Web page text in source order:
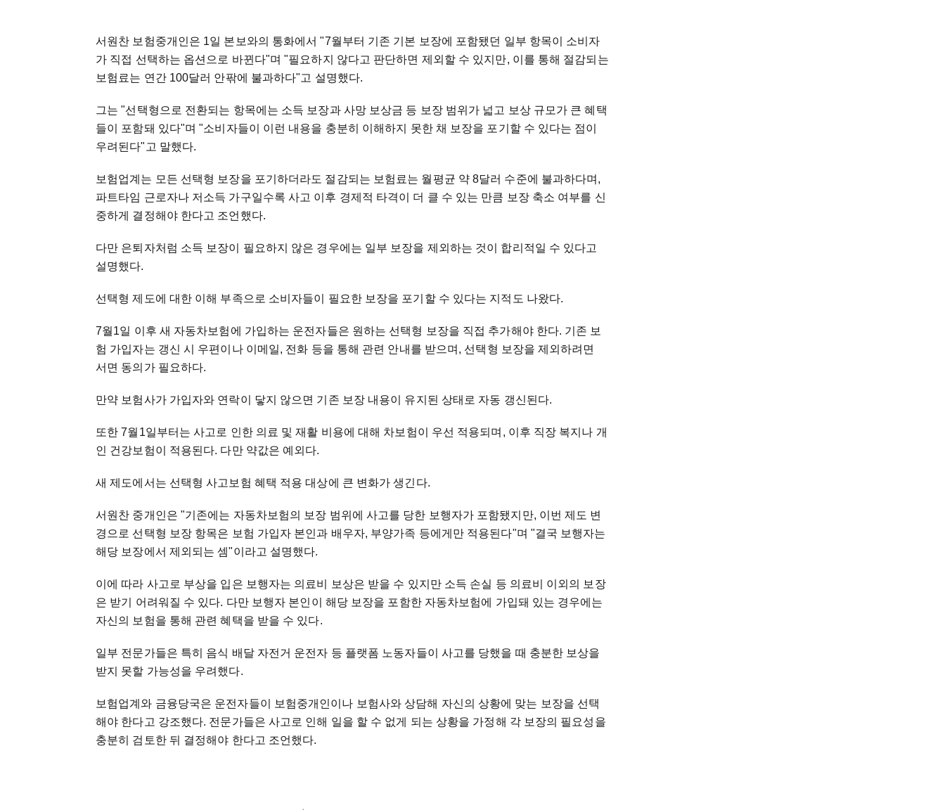
서원찬 보험중개인은 1일 본보와의 통화에서 "7월부터 기존 기본 보장에 포함됐던 일부 항목이 소비자
가 직접 선택하는 옵션으로 바뀐다"며 "필요하지 않다고 판단하면 제외할 수 있지만, 이를 통해 절감되는
보험료는 연간 100달러 안팎에 불과하다"고 설명했다.
그는 "선택형으로 전환되는 항목에는 소득 보장과 사망 보상금 등 보장 범위가 넓고 보상 규모가 큰 혜택
들이 포함돼 있다"며 "소비자들이 이런 내용을 충분히 이해하지 못한 채 보장을 포기할 수 있다는 점이
우려된다"고 말했다.
보험업계는 모든 선택형 보장을 포기하더라도 절감되는 보험료는 월평균 약 8달러 수준에 불과하다며,
파트타임 근로자나 저소득 가구일수록 사고 이후 경제적 타격이 더 클 수 있는 만큼 보장 축소 여부를 신
중하게 결정해야 한다고 조언했다.
다만 은퇴자처럼 소득 보장이 필요하지 않은 경우에는 일부 보장을 제외하는 것이 합리적일 수 있다고
설명했다.
선택형 제도에 대한 이해 부족으로 소비자들이 필요한 보장을 포기할 수 있다는 지적도 나왔다.
7월1일 이후 새 자동차보험에 가입하는 운전자들은 원하는 선택형 보장을 직접 추가해야 한다. 기존 보
험 가입자는 갱신 시 우편이나 이메일, 전화 등을 통해 관련 안내를 받으며, 선택형 보장을 제외하려면
서면 동의가 필요하다.
만약 보험사가 가입자와 연락이 닿지 않으면 기존 보장 내용이 유지된 상태로 자동 갱신된다.
또한 7월1일부터는 사고로 인한 의료 및 재활 비용에 대해 차보험이 우선 적용되며, 이후 직장 복지나 개
인 건강보험이 적용된다. 다만 약값은 예외다.
새 제도에서는 선택형 사고보험 혜택 적용 대상에 큰 변화가 생긴다.
서원찬 중개인은 "기존에는 자동차보험의 보장 범위에 사고를 당한 보행자가 포함됐지만, 이번 제도 변
경으로 선택형 보장 항목은 보험 가입자 본인과 배우자, 부양가족 등에게만 적용된다"며 "결국 보행자는
해당 보장에서 제외되는 셈"이라고 설명했다.
이에 따라 사고로 부상을 입은 보행자는 의료비 보상은 받을 수 있지만 소득 손실 등 의료비 이외의 보장
은 받기 어려워질 수 있다. 다만 보행자 본인이 해당 보장을 포함한 자동차보험에 가입돼 있는 경우에는
자신의 보험을 통해 관련 혜택을 받을 수 있다.
일부 전문가들은 특히 음식 배달 자전거 운전자 등 플랫폼 노동자들이 사고를 당했을 때 충분한 보상을
받지 못할 가능성을 우려했다.
보험업계와 금융당국은 운전자들이 보험중개인이나 보험사와 상담해 자신의 상황에 맞는 보장을 선택
해야 한다고 강조했다. 전문가들은 사고로 인해 일을 할 수 없게 되는 상황을 가정해 각 보장의 필요성을
충분히 검토한 뒤 결정해야 한다고 조언했다.